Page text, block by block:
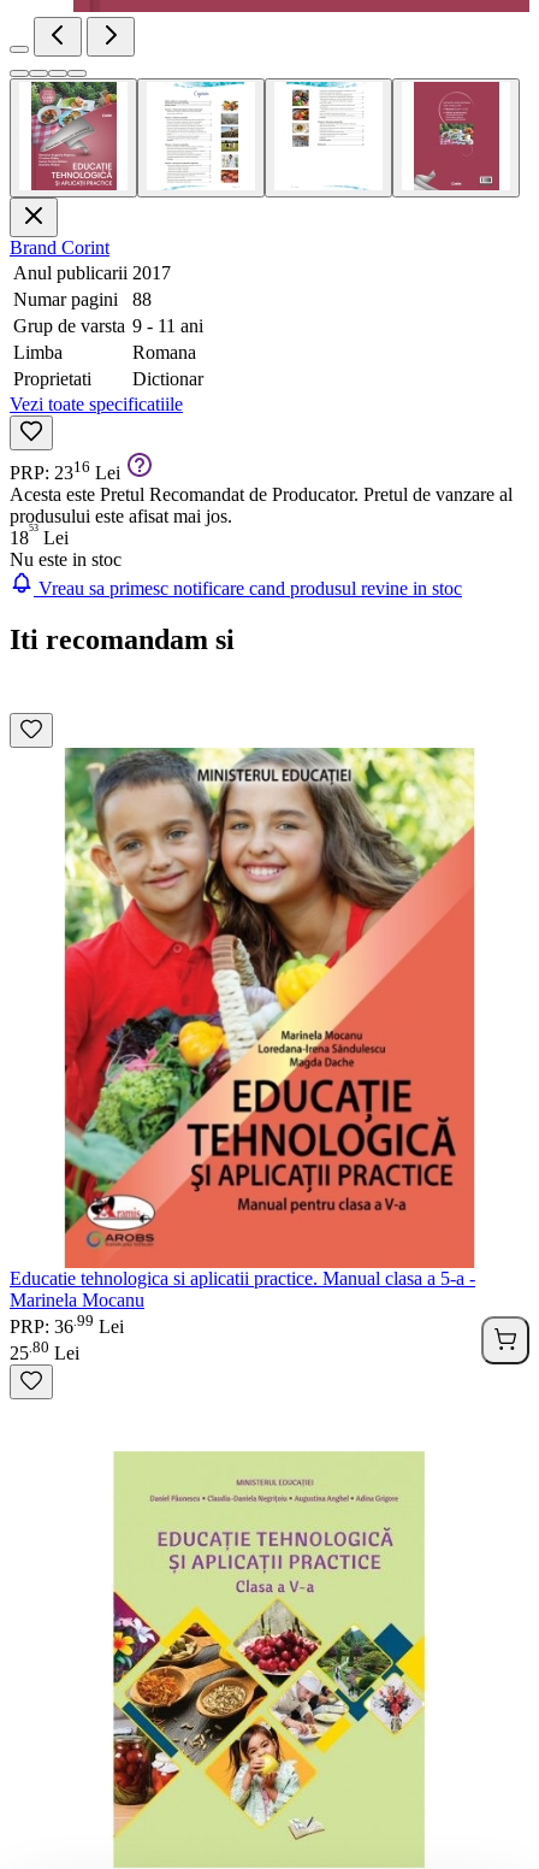
Brand Corint
Anul publicarii 2017
Numar pagini
88
Grup de varsta 9 - 11 ani
Limba
Romana
Proprietati
Dictionar
Vezi toate specificatiile
PRP: 2316 Lei
Acesta este Pretul Recomandat de Producator. Pretul de vanzare al
produsului este afisat mai jos.
1853 Lei
Nu este in stoc
Vreau sa primesc notificare cand produsul revine in stoc
Iti recomandam si
Educatie tehnologica si aplicatii practice. Manual clasa a 5-a -
Marinela Mocanu
PRP: 36 99 Lei
25 80 Lei